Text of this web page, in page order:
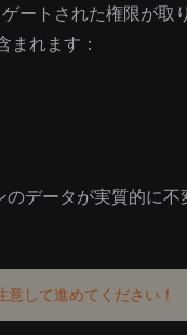
ートされた権限が取
まれます：
データが実質的に不
して進めてください！